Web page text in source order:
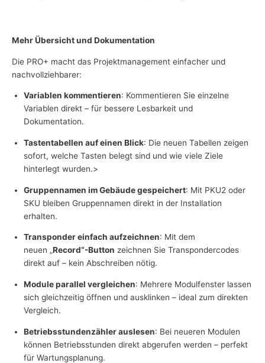
Mehr Übersicht und Dokumentation
Die PRO+ macht das Projektmanagement einfacher und
nachvollziehbarer:
Variablen kommentieren: Kommentieren Sie einzelne
Variablen direkt – für bessere Lesbarkeit und
Dokumentation.
Tastentabellen auf einen Blick: Die neuen Tabellen zeigen
sofort, welche Tasten belegt sind und wie viele Ziele
hinterlegt wurden.>
Gruppennamen im Gebäude gespeichert: Mit PKU2 oder
SKU bleiben Gruppennamen direkt in der Installation
erhalten.
Transponder einfach aufzeichnen: Mit dem
neuen „Record“-Button zeichnen Sie Transpondercodes
direkt auf – kein Abschreiben nötig.
Module parallel vergleichen: Mehrere Modulfenster lassen
sich gleichzeitig öffnen und ausklinken – ideal zum direkten
Vergleich.
Betriebsstundenzähler auslesen: Bei neueren Modulen
können Betriebsstunden direkt abgerufen werden – perfekt
für Wartungsplanung.